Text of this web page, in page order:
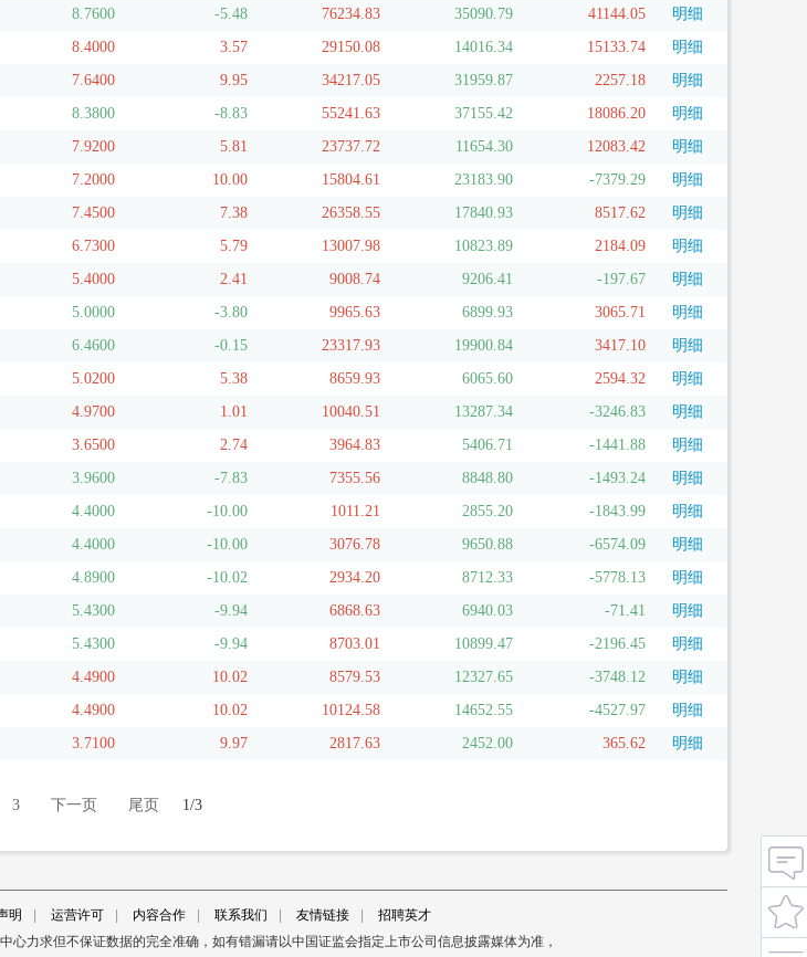
8.7600 -5.48 76234.83 35090.79 41144.05
明细
8.4000 3.57 29150.08 14016.34 15133.74
明细
7.6400 9.95 34217.05 31959.87 2257.18
明细
8.3800 -8.83 55241.63 37155.42 18086.20
明细
7.9200 5.81 23737.72 11654.30 12083.42
明细
7.2000 10.00 15804.61 23183.90 -7379.29
明细
7.4500 7.38 26358.55 17840.93 8517.62
明细
6.7300 5.79 13007.98 10823.89 2184.09
明细
5.4000 2.41 9008.74 9206.41 -197.67
明细
5.0000 -3.80 9965.63 6899.93 3065.71
明细
6.4600 -0.15 23317.93 19900.84 3417.10
明细
5.0200 5.38 8659.93 6065.60 2594.32
明细
4.9700 1.01 10040.51 13287.34 -3246.83
明细
3.6500 2.74 3964.83 5406.71 -1441.88
明细
3.9600 -7.83 7355.56 8848.80 -1493.24
明细
4.4000 -10.00 1011.21 2855.20 -1843.99
明细
4.4000 -10.00 3076.78 9650.88 -6574.09
明细
4.8900 -10.02 2934.20 8712.33 -5778.13
明细
5.4300 -9.94 6868.63 6940.03 -71.41
明细
5.4300 -9.94 8703.01 10899.47 -2196.45
明细
4.4900 10.02 8579.53 12327.65 -3748.12
明细
4.4900 10.02 10124.58 14652.55 -4527.97
明细
3.7100 9.97 2817.63 2452.00 365.62 明细
3 下一页 尾页 1/3
明 运营许可 内容合作 联系我们 友情链接
招聘英才
力求但不保证数据的完全准确，如有错漏请以中国证监会指定上市公司信息披露媒体为准，